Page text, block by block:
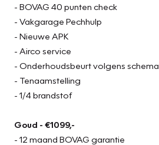
- BOVAG 40 punten check
- Vakgarage Pechhulp
- Nieuwe APK
- Airco service
- Onderhoudsbeurt volgens schema
- Tenaamstelling
- 1/4 brandstof
Goud - €1099,-
- 12 maand BOVAG garantie